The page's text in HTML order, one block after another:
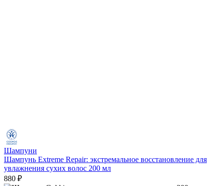
Шампуни
Шампунь Extreme Repair: экстремальное восстановление для
увлажнения сухих волос 200 мл
880 ₽